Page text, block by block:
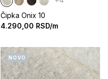
Čipka Onix 10
4.290,00 RSD/m
NOVO